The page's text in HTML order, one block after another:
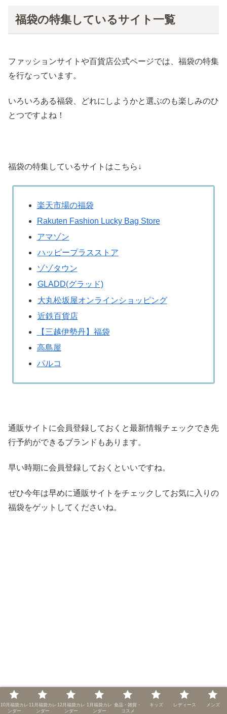
福袋の特集しているサイト一覧
ファッションサイトや百貨店公式ページでは、福袋の特集
を行なっています。
いろいろある福袋、どれにしようかと選ぶのも楽しみのひ
とつですよね！
福袋の特集しているサイトはこちら↓
楽天市場の福袋
Rakuten Fashion Lucky Bag Store
アマゾン
ハッピープラスストア
ゾゾタウン
GLADD(グラッド)
大丸松坂屋オンラインショッピング
近鉄百貨店
【三越伊勢丹】福袋
高島屋
パルコ
通販サイトに会員登録しておくと最新情報チェックでき先
行予約ができるブランドもあります。
早い時期に会員登録しておくといいですね。
ぜひ今年は早めに通販サイトをチェックしてお気に入りの
福袋をゲットしてくださいね。
10月福袋カレ
ンダー
11月福袋カレ
ンダー
12月福袋カレ
ンダー
1月福袋カレ
ンダー
食品・雑貨・
コスメ
キッズ レディース メンズ